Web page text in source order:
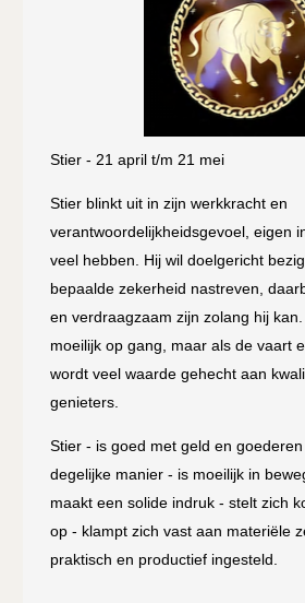
Stier - 21 april t/m 21 mei
Stier blinkt uit in zijn werkkracht en
verantwoordelijkheidsgevoel, eigen
veel hebben. Hij wil doelgericht
bepaalde zekerheid nastreven,
en verdraagzaam zijn zolang hij
moeilijk op gang, maar als de vaart
wordt veel waarde gehecht aan
genieters.
Stier - is goed met geld en
degelijke manier - is moeilijk in
maakt een solide indruk - stelt zich
op - klampt zich vast aan materiële
praktisch en productief ingesteld.